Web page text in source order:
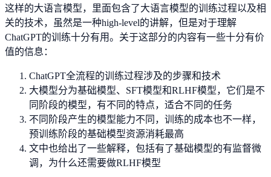
这样的大语言模型，里面包含了大语言模型的训练过程以及相
关的技术，虽然是一种high-level的讲解，但是对于理解
ChatGPT的训练十分有用。关于这部分的内容有一些十分有价
值的信息：
ChatGPT全流程的训练过程涉及的步骤和技术
大模型分为基础模型、SFT模型和RLHF模型，它们是不
同阶段的模型，有不同的特点，适合不同的任务
不同阶段产生的模型能力不同，训练的成本也不一样，
预训练阶段的基础模型资源消耗最高
文中也给出了一些解释，包括有了基础模型的有监督微
调，为什么还需要做RLHF模型